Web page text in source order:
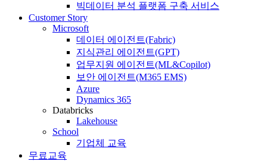
빅데이터 분석 플랫폼 구축 서비스
Customer Story
Microsoft
데이터 에이전트(Fabric)
지식관리 에이전트(GPT)
업무지원 에이전트(ML&Copilot)
보안 에이전트(M365 EMS)
Azure
Dynamics 365
Databricks
Lakehouse
School
기업체 교육
무료교육